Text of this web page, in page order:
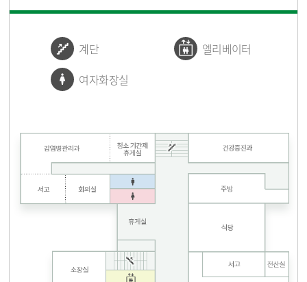
계단
엘리베이터
여자화장실